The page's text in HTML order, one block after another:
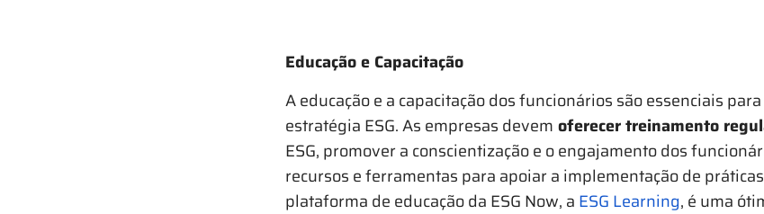
Educação e Capacitação
A educação e a capacitação dos funcionários são essenciais
estratégia ESG. As empresas devem oferecer treinamento
ESG, promover a conscientização e o engajamento dos
recursos e ferramentas para apoiar a implementação de
plataforma de educação da ESG Now, a ESG Learning, é uma